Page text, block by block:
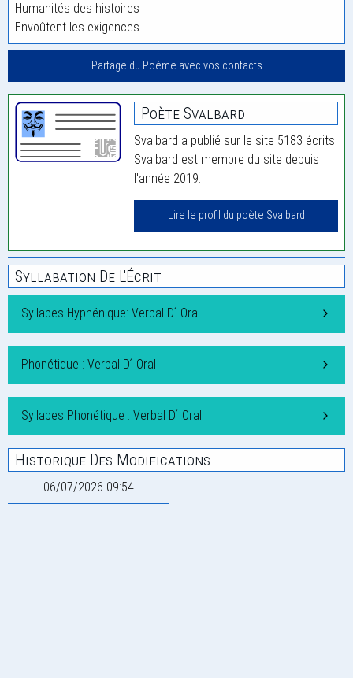
Humanités des histoires
Envoûtent les exigences.
Partage du Poème avec vos contacts
Poète Svalbard
Svalbard a publié sur le site 5183 écrits.
Svalbard est membre du site depuis
l'année 2019.
Lire le profil du poète Svalbard
Syllabation De L'Écrit
Syllabes Hyphénique: Verbal D ́ Oral
Phonétique : Verbal D ́ Oral
Syllabes Phonétique : Verbal D ́ Oral
Historique Des Modifications
06/07/2026 09:54